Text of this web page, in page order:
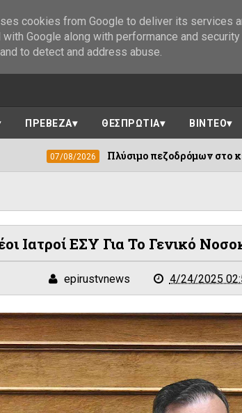
ΠΡΕΒΕΖΑ ΘΕΣΠΡΩΤΙΑ ΒΙΝΤΕΟ
Πλύσιμο πεζοδρόμων στο κέντρο των
Ιατροί ΕΣΥ Για Το Γενικό
epirustvnews 4/24/2025
cookies from Google to deliver its services
with Google along with performance and
to detect and address abuse.